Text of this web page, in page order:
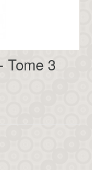
Tome 3